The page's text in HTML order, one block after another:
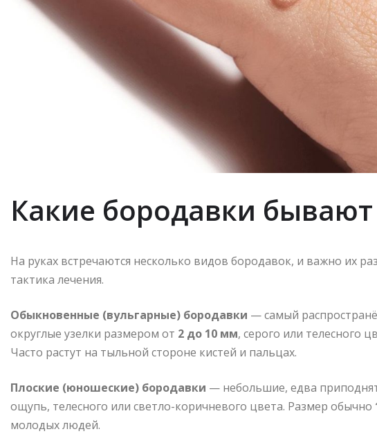
Какие бородавки бывают
На руках встречаются несколько видов бородавок, и важно их
тактика лечения.
Обыкновенные (вульгарные) бородавки — самый
округлые узелки размером от 2 до 10 мм, серого или телесного
Часто растут на тыльной стороне кистей и пальцах.
Плоские (юношеские) бородавки — небольшие, едва
ощупь, телесного или светло-коричневого цвета. Размер обычно
молодых людей.